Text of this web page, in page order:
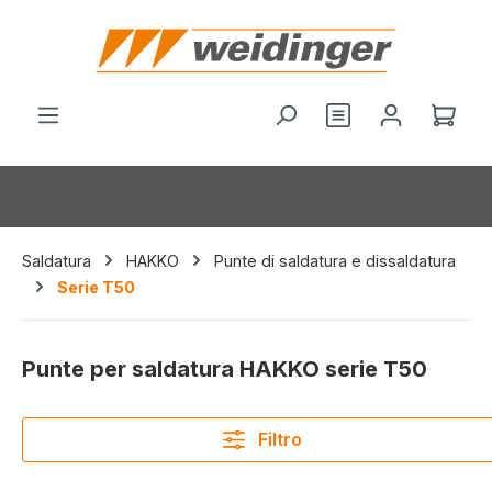
principale
Il
Saldatura HAKKO
Punte di saldatura e dissaldatura
Serie T50
Punte per saldatura HAKKO serie T50
Filtro